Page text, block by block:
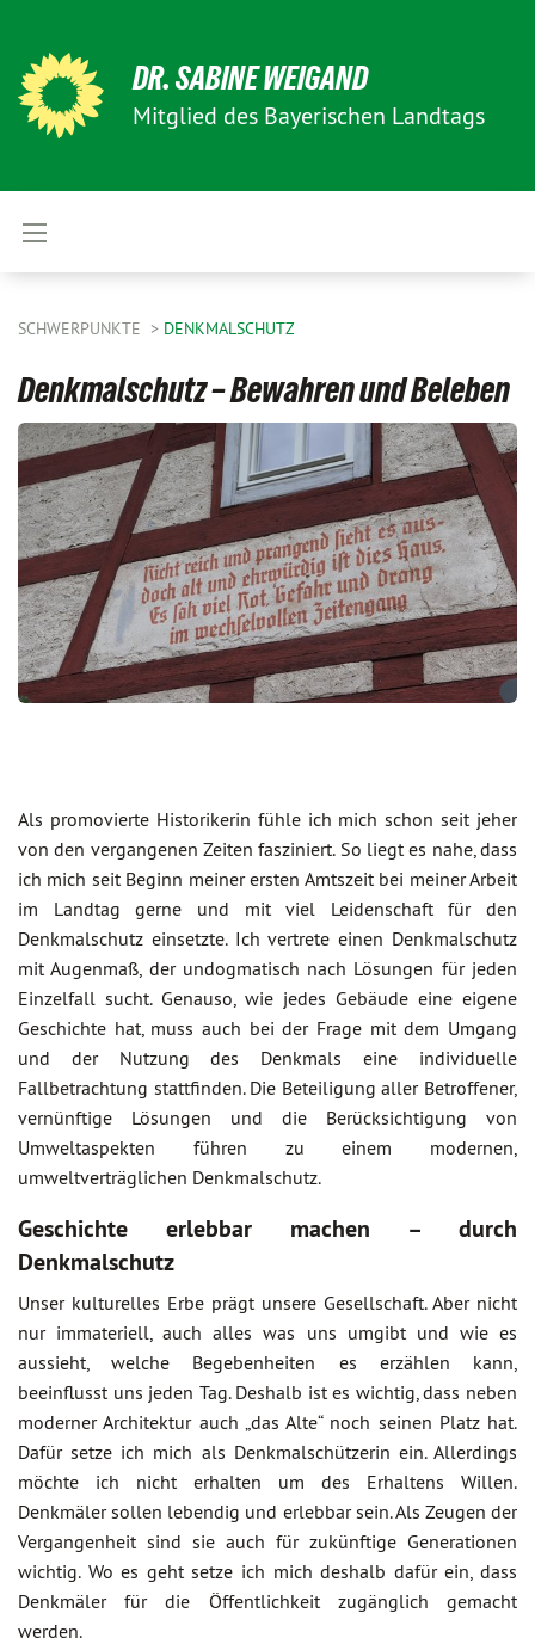
DR. SABINE WEIGAND
Mitglied des Bayerischen Landtags
SCHWERPUNKTE DENKMALSCHUTZ
Denkmalschutz – Bewahren und Beleben
Als promovierte Historikerin fühle ich mich schon seit jeher
von den vergangenen Zeiten fasziniert. So liegt es nahe, dass
ich mich seit Beginn meiner ersten Amtszeit bei meiner Arbeit
im Landtag gerne und mit viel Leidenschaft für den
Denkmalschutz einsetzte. Ich vertrete einen Denkmalschutz
mit Augenmaß, der undogmatisch nach Lösungen für jeden
Einzelfall sucht. Genauso, wie jedes Gebäude eine eigene
Geschichte hat, muss auch bei der Frage mit dem Umgang
und der Nutzung des Denkmals eine individuelle
Fallbetrachtung stattfinden. Die Beteiligung aller Betroffener,
vernünftige Lösungen und die Berücksichtigung von
Umweltaspekten führen zu einem modernen,
umweltverträglichen Denkmalschutz.
Geschichte erlebbar machen – durch
Denkmalschutz
Unser kulturelles Erbe prägt unsere Gesellschaft. Aber nicht
nur immateriell, auch alles was uns umgibt und wie es
aussieht, welche Begebenheiten es erzählen kann,
beeinflusst uns jeden Tag. Deshalb ist es wichtig, dass neben
moderner Architektur auch „das Alte“ noch seinen Platz hat.
Dafür setze ich mich als Denkmalschützerin ein. Allerdings
möchte ich nicht erhalten um des Erhaltens Willen.
Denkmäler sollen lebendig und erlebbar sein. Als Zeugen der
Vergangenheit sind sie auch für zukünftige Generationen
wichtig. Wo es geht setze ich mich deshalb dafür ein, dass
Denkmäler für die Öffentlichkeit zugänglich gemacht
werden.